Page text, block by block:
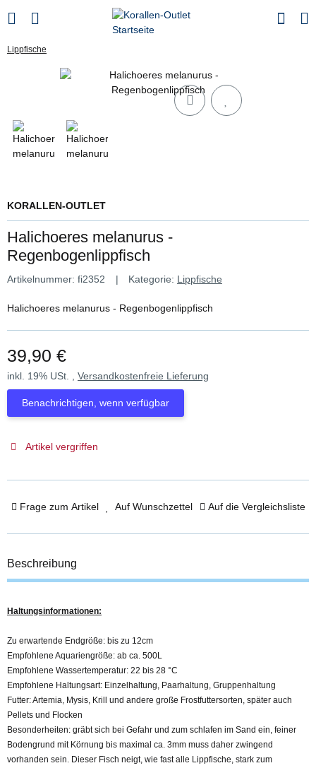
Lippfische
KORALLEN-OUTLET
Halichoeres melanurus -
Regenbogenlippfisch
Artikelnummer: fi2352 Kategorie: Lippfische
Halichoeres melanurus - Regenbogenlippfisch
39,90 €
inkl. 19% USt. , Versandkostenfreie Lieferung
Benachrichtigen, wenn verfügbar
Artikel vergriffen
Frage zum Artikel Auf Wunschzettel Auf die Vergleichsliste
Beschreibung
Haltungsinformationen:
Zu erwartende Endgröße: bis zu 12cm
Empfohlene Aquariengröße: ab ca. 500L
Empfohlene Wassertemperatur: 22 bis 28 °C
Empfohlene Haltungsart: Einzelhaltung, Paarhaltung, Gruppenhaltung
Futter: Artemia, Mysis, Krill und andere große Frostfuttersorten, später auch
Pellets und Flocken
Besonderheiten: gräbt sich bei Gefahr und zum schlafen im Sand ein, feiner
Bodengrund mit Körnung bis maximal ca. 3mm muss daher zwingend
vorhanden sein. Dieser Fisch neigt, wie fast alle Lippfische, stark zum